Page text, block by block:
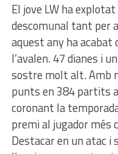
El jove LW ha
descomunal tant per
aquest any ha
l’avalen. 47 dianes i
sostre molt alt. Amb
punts en 384 partits
coronant la
premi al jugador més
Destacar en un atac i